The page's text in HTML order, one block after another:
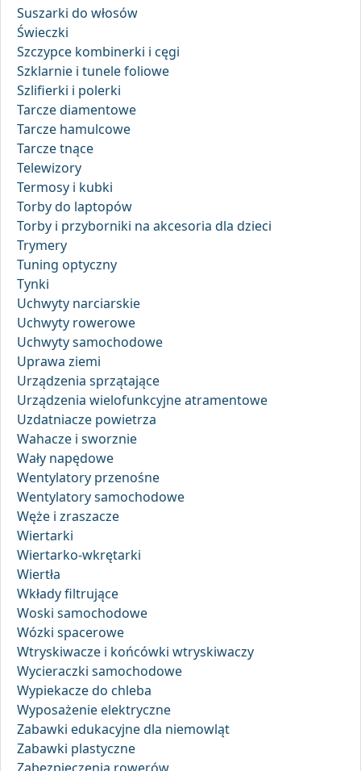
Suszarki do włosów
Świeczki
Szczypce kombinerki i cęgi
Szklarnie i tunele foliowe
Szlifierki i polerki
Tarcze diamentowe
Tarcze hamulcowe
Tarcze tnące
Telewizory
Termosy i kubki
Torby do laptopów
Torby i przyborniki na akcesoria dla dzieci
Trymery
Tuning optyczny
Tynki
Uchwyty narciarskie
Uchwyty rowerowe
Uchwyty samochodowe
Uprawa ziemi
Urządzenia sprzątające
Urządzenia wielofunkcyjne atramentowe
Uzdatniacze powietrza
Wahacze i sworznie
Wały napędowe
Wentylatory przenośne
Wentylatory samochodowe
Węże i zraszacze
Wiertarki
Wiertarko-wkrętarki
Wiertła
Wkłady filtrujące
Woski samochodowe
Wózki spacerowe
Wtryskiwacze i końcówki wtryskiwaczy
Wycieraczki samochodowe
Wypiekacze do chleba
Wyposażenie elektryczne
Zabawki edukacyjne dla niemowląt
Zabawki plastyczne
Zabezpieczenia rowerów